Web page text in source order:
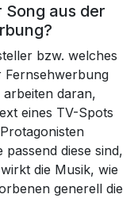
Song aus der
bzw. welches
Fernsehwerbung
daran,
eines TV-Spots
diese sind,
die Musik, wie
generell die